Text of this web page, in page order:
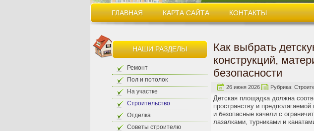
ГЛАВНАЯ КАРТА САЙТА КОНТАКТЫ
НАШИ РАЗДЕЛЫ
Ремонт
Пол и потолок
На участке
Строительство
Отделка
Советы строителю
Как выбрать
конструкций,
безопасности
26 июня 2026 Рубрика:
Детская площадка должна
пространству и
и безопасные качели с
лазалками, турниками и